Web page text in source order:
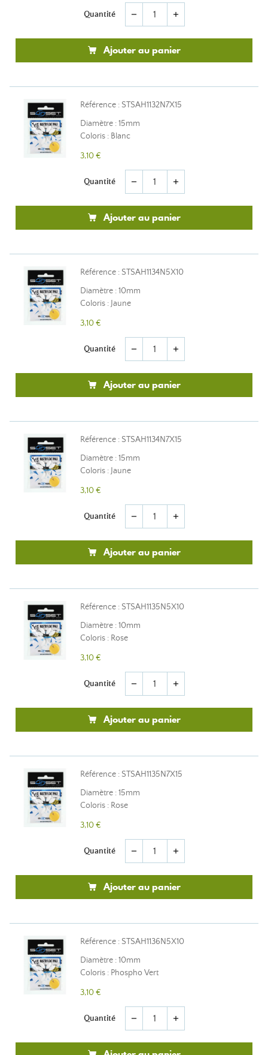
Quantité remove add
Ajouter au panier
Référence : STSAH1132N7X15
Diamètre : 15mm
Coloris : Blanc
3,10 €
Quantité remove add
Ajouter au panier
Référence : STSAH1134N5X10
Diamètre : 10mm
Coloris : Jaune
3,10 €
Quantité remove add
Ajouter au panier
Référence : STSAH1134N7X15
Diamètre : 15mm
Coloris : Jaune
3,10 €
Quantité remove add
Ajouter au panier
Référence : STSAH1135N5X10
Diamètre : 10mm
Coloris : Rose
3,10 €
Quantité remove add
Ajouter au panier
Référence : STSAH1135N7X15
Diamètre : 15mm
Coloris : Rose
3,10 €
Quantité remove add
Ajouter au panier
Référence : STSAH1136N5X10
Diamètre : 10mm
Coloris : Phospho Vert
3,10 €
Quantité remove add